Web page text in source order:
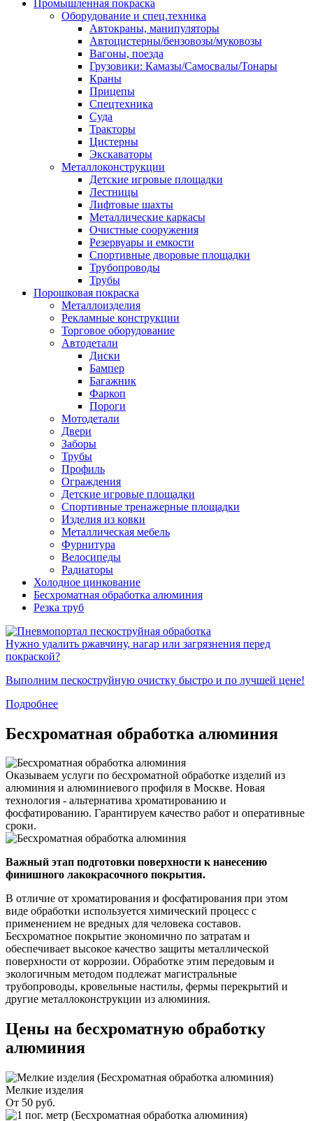
Промышленная покраска
Оборудование и спец.техника
Автокраны, манипуляторы
Автоцистерны/бензовозы/муковозы
Вагоны, поезда
Грузовики: Камазы/Самосвалы/Тонары
Краны
Прицепы
Спецтехника
Суда
Тракторы
Цистерны
Экскаваторы
Металлоконструкции
Детские игровые площадки
Лестницы
Лифтовые шахты
Металлические каркасы
Очистные сооружения
Резервуары и емкости
Спортивные дворовые площадки
Трубопроводы
Трубы
Порошковая покраска
Металлоизделия
Рекламные конструкции
Торговое оборудование
Автодетали
Диски
Бампер
Багажник
Фаркоп
Пороги
Мотодетали
Двери
Заборы
Трубы
Профиль
Ограждения
Детские игровые площадки
Спортивные тренажерные площадки
Изделия из ковки
Металлическая мебель
Фурнитура
Велосипеды
Радиаторы
Холодное цинкование
Бесхроматная обработка алюминия
Резка труб
Нужно удалить ржавчину, нагар или загрязнения перед
покраской?
Выполним пескоструйную очистку быстро и по лучшей цене!
Подробнее
Бесхроматная обработка алюминия
Оказываем услуги по бесхроматной обработке изделий из
алюминия и алюминиевого профиля в Москве. Новая
технология - альтернатива хроматированию и
фосфатированию. Гарантируем качество работ и оперативные
сроки.
Важный этап подготовки поверхности к нанесению
финишного лакокрасочного покрытия.
В отличие от хроматирования и фосфатирования при этом
виде обработки используется химический процесс с
применением не вредных для человека составов.
Бесхроматное покрытие экономично по затратам и
обеспечивает высокое качество защиты металлической
поверхности от коррозии. Обработке этим передовым и
экологичным методом подлежат магистральные
трубопроводы, кровельные настилы, фермы перекрытий и
другие металлоконструкции из алюминия.
Цены на бесхроматную обработку
алюминия
Мелкие изделия
От 50 руб.